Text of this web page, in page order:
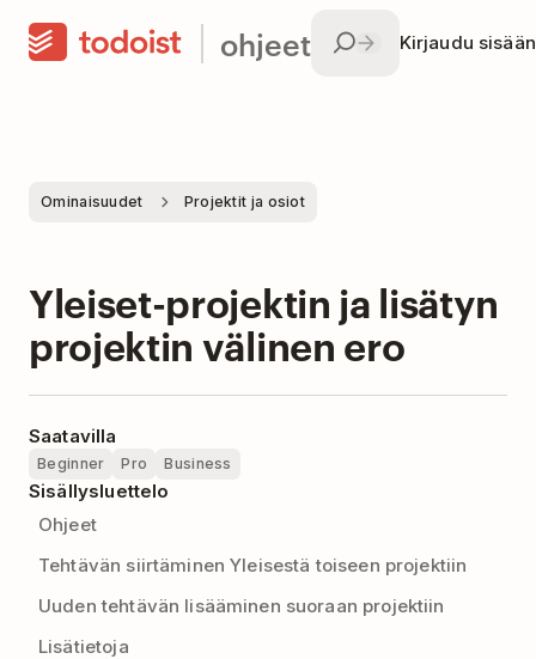
ohjeet Kirjaudu sisään
Ominaisuudet Projektit ja osiot
Yleiset-projektin ja lisätyn
projektin välinen ero
Saatavilla
Beginner Pro Business
Sisällysluettelo
Ohjeet
Tehtävän siirtäminen Yleisestä toiseen projektiin
Uuden tehtävän lisääminen suoraan projektiin
Lisätietoja